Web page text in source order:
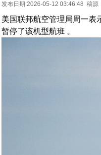
发布日期:2026-05-12 03:46:48 稿源
美国联邦航空管理局周一表
暂停了该机型航班 。